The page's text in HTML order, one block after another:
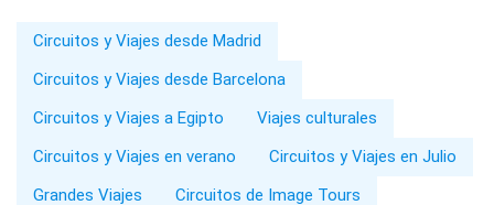
Circuitos y Viajes desde Madrid
Circuitos y Viajes desde Barcelona
Circuitos y Viajes a Egipto
Viajes culturales
Circuitos y Viajes en verano
Circuitos y Viajes en Julio
Grandes Viajes
Circuitos de Image Tours